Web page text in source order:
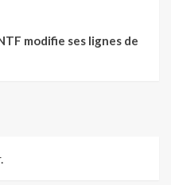
modifie ses lignes de